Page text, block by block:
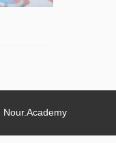
Nour.Academy